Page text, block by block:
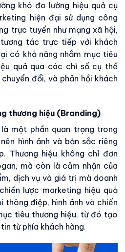
khó đo lường hiệu quả cụ
hiện đại sử dụng công
trực tuyến như mạng xã hội,
tác trực tiếp với khách
có khả năng nhắm mục tiêu
quả qua các chỉ số cụ thể
đổi, và phản hồi khách
thương hiệu (Branding)
một phần quan trọng trong
hình ảnh và bản sắc riêng
Thương hiệu không chỉ đơn
mà còn là cảm nhận của
dịch vụ và giá trị mà doanh
lược marketing hiệu quả
thông điệp, hình ảnh và chiến
tiêu thương hiệu, từ đó tạo
từ phía khách hàng.